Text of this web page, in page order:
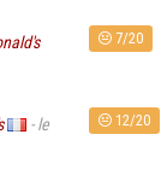
7/20
- le
12/20